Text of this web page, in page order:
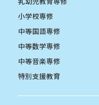
小学校専修
中等国語専修
中等数学専修
中等音楽専修
特別支援教育